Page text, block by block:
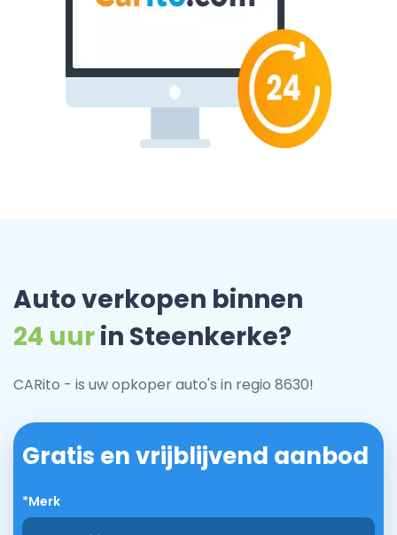
Auto verkopen binnen
24 uurin Steenkerke?
CARito - is uw opkoper auto's in regio 8630!
Gratis en vrijblijvend aanbod
*Merk